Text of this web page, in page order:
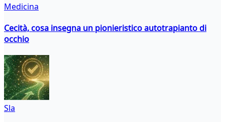
Medicina
Cecità, cosa insegna un pionieristico autotrapianto di
occhio
Sla